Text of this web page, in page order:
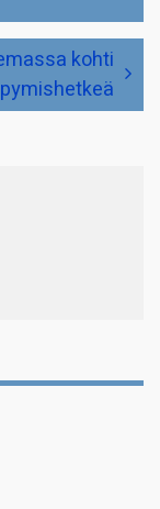
kohti